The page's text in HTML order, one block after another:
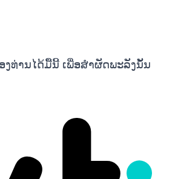
ທ່ານໄດ້ມື້ນີ້ ເພື່ອສຳຜັດພະລັງນັ້ນ